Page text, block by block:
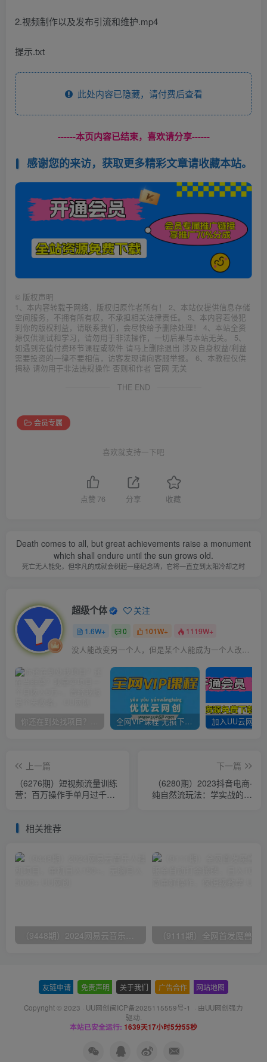
2.视频制作以及发布引流和维护.mp4
提示.txt
此处内容已隐藏，请付费后查看
------本页内容已结束，喜欢请分享------
感谢您的来访，获取更多精彩文章请收藏本站。
© 版权声明
1、本内容转载于网络，版权归原作者所有！ 2、本站仅提供信息存储
空间服务，不拥有所有权，不承担相关法律责任。 3、本内容若侵犯
到你的版权利益，请联系我们，会尽快给予删除处理！ 4、本站全资
源仅供测试和学习，请勿用于非法操作，一切后果与本站无关。 5、
如遇到充值付费环节课程或软件 请马上删除退出 涉及自身权益/利益
需要投资的一律不要相信，访客发现请向客服举报。 6、本教程仅供
揭秘 请勿用于非法违规操作 否则和作者 官网 无关
THE END
会员专属
喜欢就支持一下吧
点赞 76 分享 收藏
Death comes to all, but great achievements raise a monument
which shall endure until the sun grows old.
死亡无人能免，但非凡的成就会树起一座纪念碑，它将一直立到太阳冷却之时
超级个体 关注
1.6W+ 0 101W+ 1119W+
没人能改变另一个人，但是某个人能成为一个人改变的原因
你还在到处找项目？还在当韭菜？我靠卖项目一个月收入5万+，曾经我也是个失败者。 全网VIP课程 无损下载~
上一篇
（6276期）短视频流量训练
营：百万操作手单月过千万
下一篇
（6280期）2023抖音电商·
纯自然流玩法：学实战的直
相关推荐
友链申请 免责声明 关于我们 广告合作 网站地图
Copyright © 2023 · UU网创闽ICP备2025115559号-1 · 由UU网创强力
驱动.
本站已安全运行: 1639天17小时5分55秒